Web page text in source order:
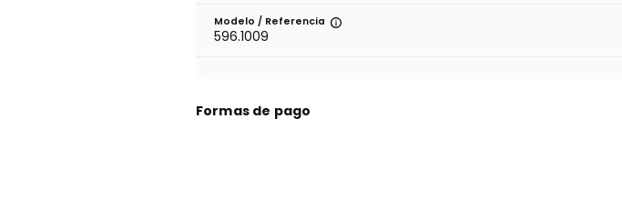
Modelo / Referencia
596.1009
Formas de pago